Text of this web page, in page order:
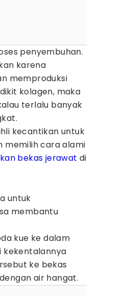
penyembuhan.
karena
memproduksi
kolagen, maka
terlalu banyak
kecantikan untuk
memilih cara alami
bekas jerawat di
untuk
membantu
kue ke dalam
kekentalannya
ke bekas
air hangat.